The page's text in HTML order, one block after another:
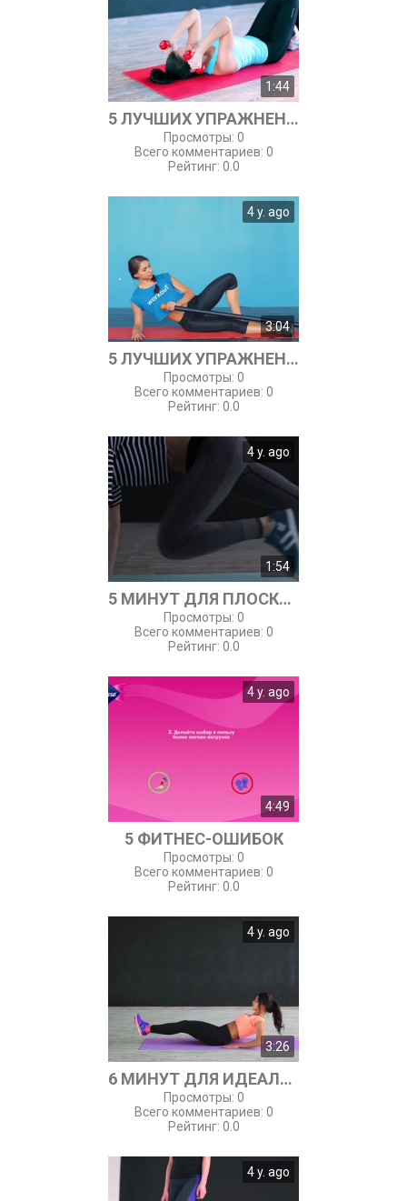
1:44
5 ЛУЧШИХ УПРАЖНЕНИЙ ДЛЯ РУК
Просмотры: 0
Всего комментариев: 0
Рейтинг: 0.0
4 y. ago
3:04
5 ЛУЧШИХ УПРАЖНЕНИЙ НА ВНУТРЕННЮЮ СТОРОНУ БЕДРА
Просмотры: 0
Всего комментариев: 0
Рейтинг: 0.0
4 y. ago
1:54
5 МИНУТ ДЛЯ ПЛОСКОГО ЖИВОТА
Просмотры: 0
Всего комментариев: 0
Рейтинг: 0.0
4 y. ago
4:49
5 ФИТНЕС-ОШИБОК
Просмотры: 0
Всего комментариев: 0
Рейтинг: 0.0
4 y. ago
3:26
6 МИНУТ ДЛЯ ИДЕАЛЬНОГО ПРЕССА
Просмотры: 0
Всего комментариев: 0
Рейтинг: 0.0
4 y. ago